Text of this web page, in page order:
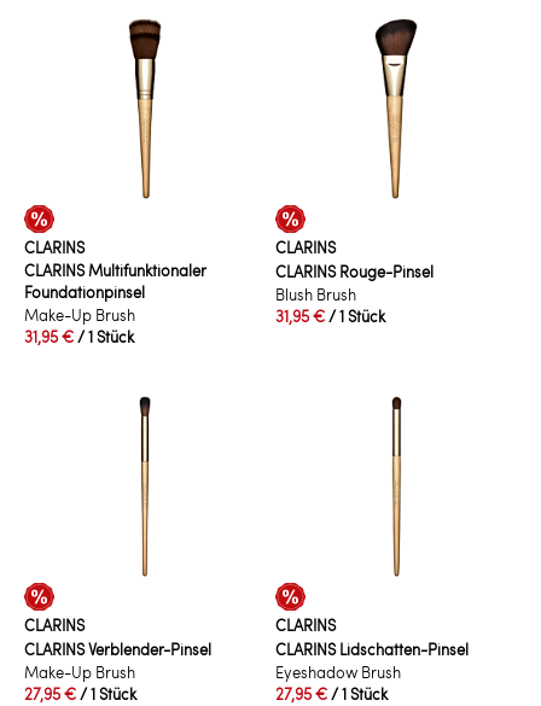
CLARINS
CLARINS Multifunktionaler
Foundationpinsel
Make-Up Brush
31,95 €/ 1 Stück
CLARINS
CLARINS Rouge-Pinsel
Blush Brush
31,95 €/ 1 Stück
CLARINS
CLARINS Verblender-Pinsel
Make-Up Brush
27,95 €/ 1 Stück
CLARINS
CLARINS Lidschatten-Pinsel
Eyeshadow Brush
27,95 €/ 1 Stück